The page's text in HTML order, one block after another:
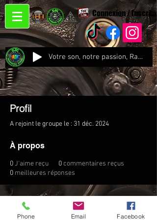
Connexion /
Votre son, notre passion, Radio CJC Recording Studio , là où chaque note prend vie !
Profil
A rejoint le groupe le : 31 déc. 2024
À propos
0J'aime reçu 0commentaires reçus
0 meilleures réponses
Phone Email Facebook